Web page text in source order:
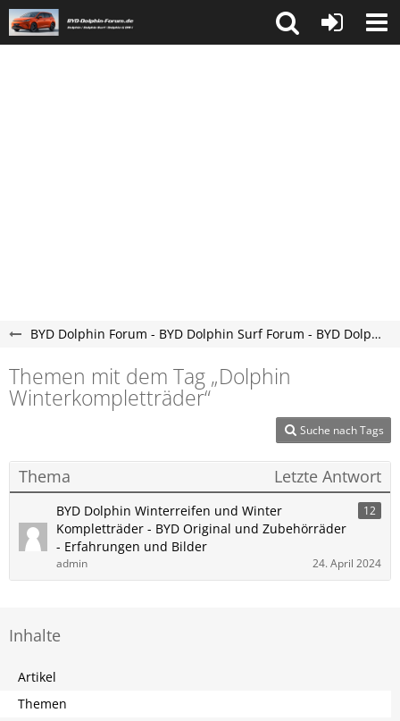
BYD Dolphin Forum - BYD Dolphin Surf Forum - BYD Dolphin G DM-i Forum
Themen mit dem Tag „Dolphin
Winterkompletträder“
Suche nach Tags
Thema Letzte Antwort
BYD Dolphin Winterreifen und Winter
Kompletträder - BYD Original und Zubehörräder
- Erfahrungen und Bilder
12
admin 24. April 2024
Inhalte
Artikel
Themen